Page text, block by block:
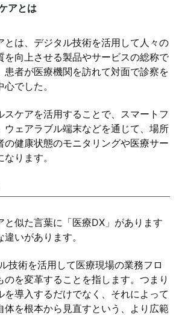
アとは
とは、デジタル技術を活用して人々の
を向上させる製品やサービスの総称で
患者が医療機関を訪れて対面で診察を
でした。
スケアを活用することで、スマートフ
ウェアラブル端末などを通じて、場所
の健康状態のモニタリングや医療サー
ります。
と似た言葉に「医療DX」があります
いがあります。
技術を活用して医療現場の業務フロ
のを変革することを指します。つまり
を導入するだけでなく、それによって
体を根本から見直すという、より広範